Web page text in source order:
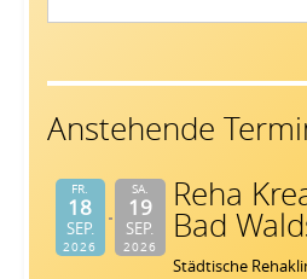
Anstehende
FR.
18
SEP.
2026
SA.
19
SEP.
2026
Reha
Bad
Städtische